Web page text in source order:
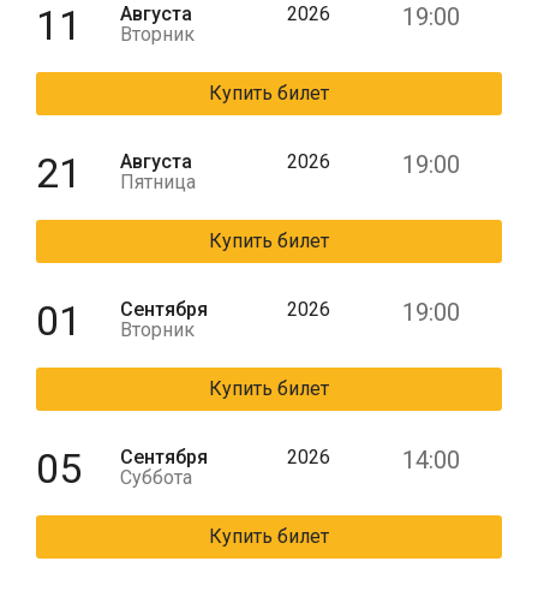
11
Августа
Вторник
2026 19:00
Купить билет
21
Августа
Пятница
2026 19:00
Купить билет
01
Сентября
Вторник
2026 19:00
Купить билет
05
Сентября
Суббота
2026 14:00
Купить билет